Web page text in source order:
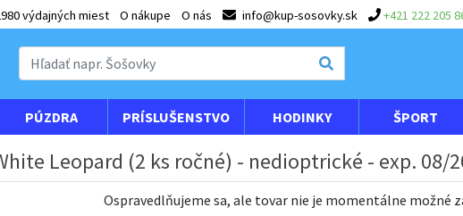
výdajných miest O nákupe O nás info@kup-sosovky.sk +421 222 205
PÚZDRA PRÍSLUŠENSTVO HODINKY ŠPORT
Leopard (2 ks ročné) - nedioptrické - exp. 08/
Ospravedlňujeme sa, ale tovar nie je momentálne možné